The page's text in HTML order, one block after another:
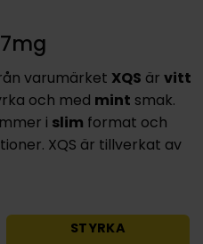
varumärket XQS är vitt
och med mint smak.
i slim format och
XQS är tillverkat av
STYRKA